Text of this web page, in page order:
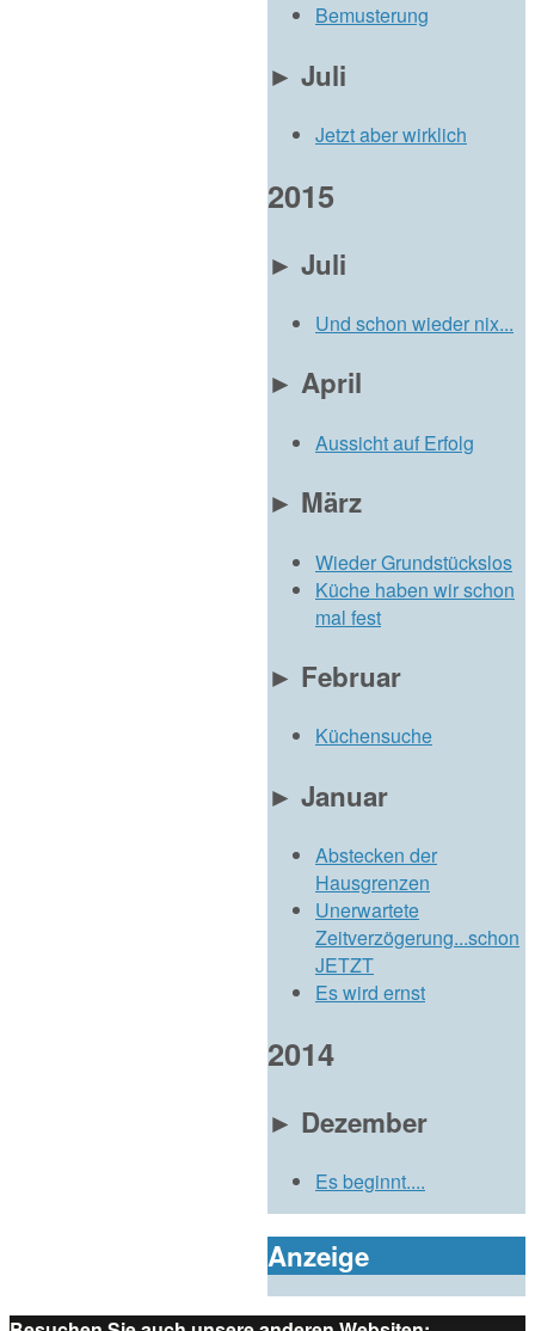
Bemusterung
► Juli
Jetzt aber wirklich
2015
► Juli
Und schon wieder nix...
► April
Aussicht auf Erfolg
► März
Wieder Grundstückslos
Küche haben wir schon
mal fest
► Februar
Küchensuche
► Januar
Abstecken der
Hausgrenzen
Unerwartete
Zeitverzögerung...schon
JETZT
Es wird ernst
2014
► Dezember
Es beginnt....
Anzeige